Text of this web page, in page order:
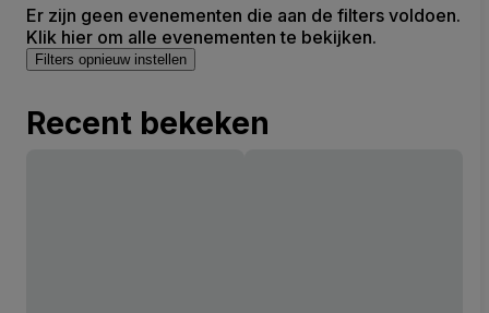
Er zijn geen evenementen die aan de filters voldoen.
Klik hier om alle evenementen te bekijken.
Filters opnieuw instellen
Recent bekeken